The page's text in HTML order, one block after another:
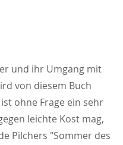
und ihr Umgang mit
von diesem Buch
ohne Frage ein sehr
leichte Kost mag,
Pilchers "Sommer des